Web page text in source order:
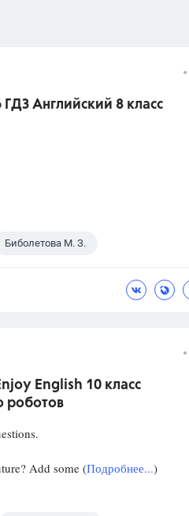
Английский 8 класс
Биболетова М. З.
English 10 класс
роботов
Add some (Подробнее...)